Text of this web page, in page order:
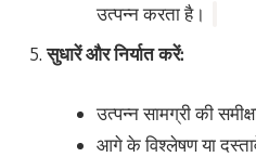
उत्पन्न करता है।
सुधारें और निर्यात करें:
उत्पन्न सामग्री की
आगे के विश्लेषण या